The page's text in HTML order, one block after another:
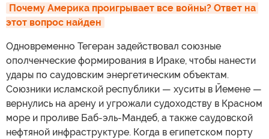
Почему Америка проигрывает все войны? Ответ на
этот вопрос найден
Одновременно Тегеран задействовал союзные
ополченческие формирования в Ираке, чтобы нанести
удары по саудовским энергетическим объектам.
Союзники исламской республики — хуситы в Йемене —
вернулись на арену и угрожали судоходству в Красном
море и проливе Баб-эль-Мандеб, а также саудовской
нефтяной инфраструктуре. Когда в египетском порту